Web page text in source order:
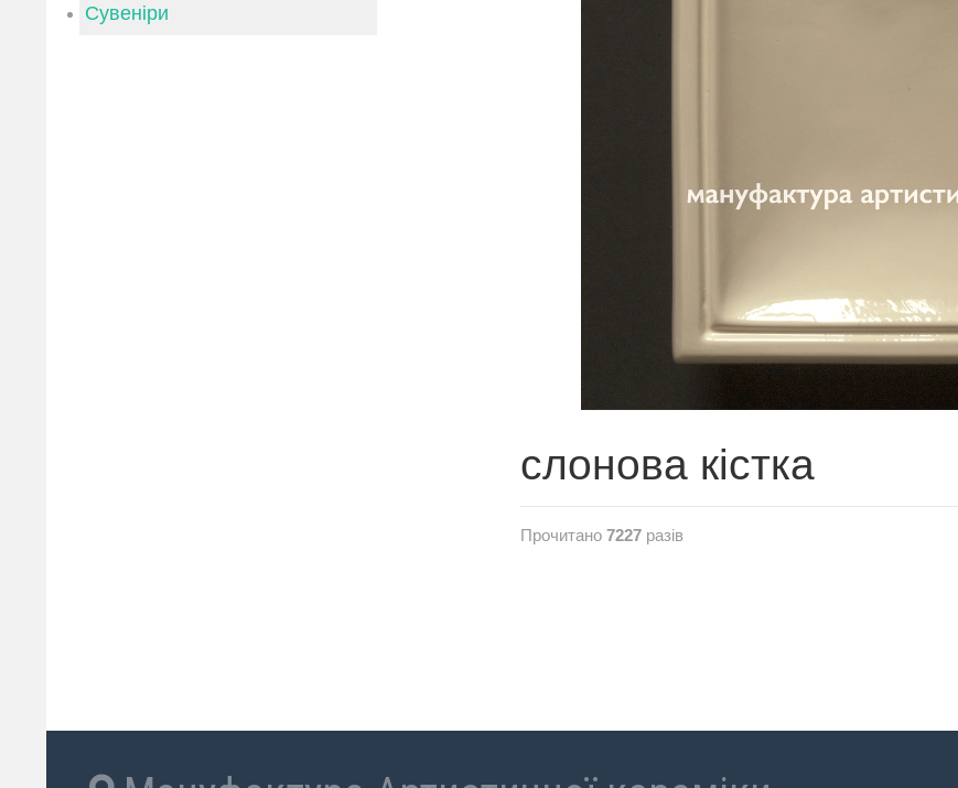
слонова кістка
Прочитано 7227 разів
Сувеніри